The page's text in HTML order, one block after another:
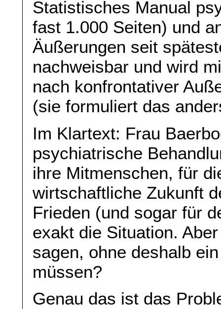
Statistisches Manual
fast 1.000 Seiten) und
Äußerungen seit
nachweisbar und wird
nach konfrontativer
(sie formuliert das
Im Klartext: Frau
psychiatrische
ihre Mitmenschen, für
wirtschaftliche Zukunft
Frieden (und sogar für
exakt die Situation.
sagen, ohne deshalb
müssen?
Genau das ist das